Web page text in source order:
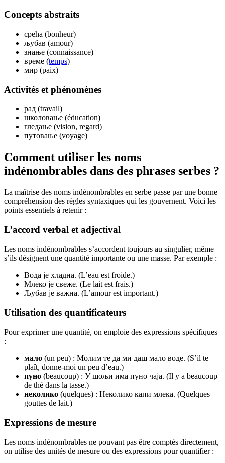
Concepts abstraits
срећа (bonheur)
љубав (amour)
знање (connaissance)
време (temps)
мир (paix)
Activités et phénomènes
рад (travail)
школовање (éducation)
гледање (vision, regard)
путовање (voyage)
Comment utiliser les noms
indénombrables dans des phrases serbes ?
La maîtrise des noms indénombrables en serbe passe par une bonne
compréhension des règles syntaxiques qui les gouvernent. Voici les
points essentiels à retenir :
L’accord verbal et adjectival
Les noms indénombrables s’accordent toujours au singulier, même
s’ils désignent une quantité importante ou une masse. Par exemple :
Вода је хладна. (L’eau est froide.)
Млеко је свеже. (Le lait est frais.)
Љубав је важна. (L’amour est important.)
Utilisation des quantificateurs
Pour exprimer une quantité, on emploie des expressions spécifiques
:
мало (un peu) : Молим те да ми даш мало воде. (S’il te
plaît, donne-moi un peu d’eau.)
пуно (beaucoup) : У шољи има пуно чаја. (Il y a beaucoup
de thé dans la tasse.)
неколико (quelques) : Неколико капи млека. (Quelques
gouttes de lait.)
Expressions de mesure
Les noms indénombrables ne pouvant pas être comptés directement,
on utilise des unités de mesure ou des expressions pour quantifier :